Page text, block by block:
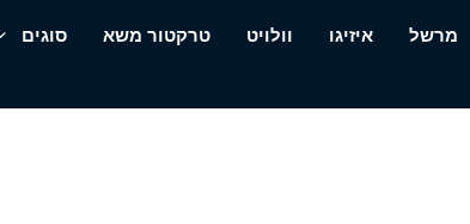
מרשל איזיגו וולויט טרקטור משא סוגים